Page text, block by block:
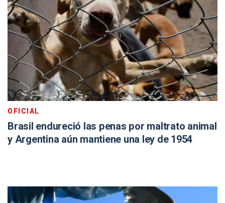
OFICIAL
Brasil endureció las penas por maltrato animal
y Argentina aún mantiene una ley de 1954